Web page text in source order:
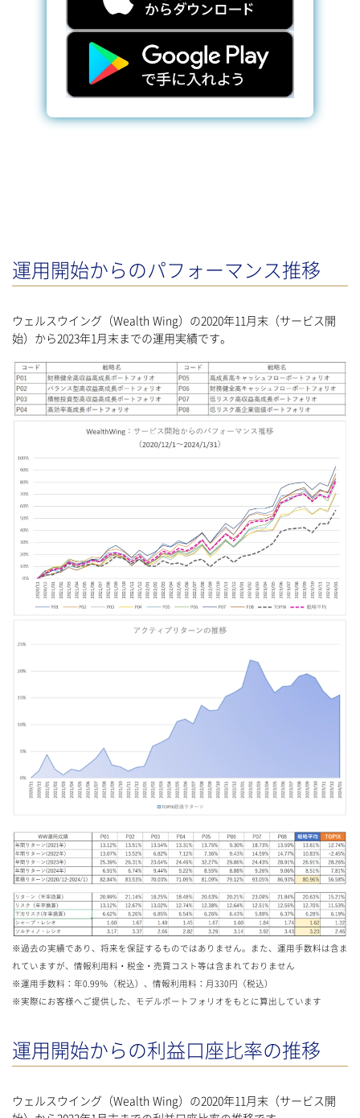
運用開始からのパフォーマンス推移
ウェルスウイング（Wealth Wing）の2020年11月末（サービス開
始）から2023年1月末までの運用実績です。
※過去の実績であり、将来を保証するものではありません。また、運用手数料は含ま
れていますが、情報利用料・税金・売買コスト等は含まれておりません
※運用手数料：年0.99％（税込）、情報利用料：月330円（税込）
※実際にお客様へご提供した、モデルポートフォリオをもとに算出しています
運用開始からの利益口座比率の推移
ウェルスウイング（Wealth Wing）の2020年11月末（サービス開